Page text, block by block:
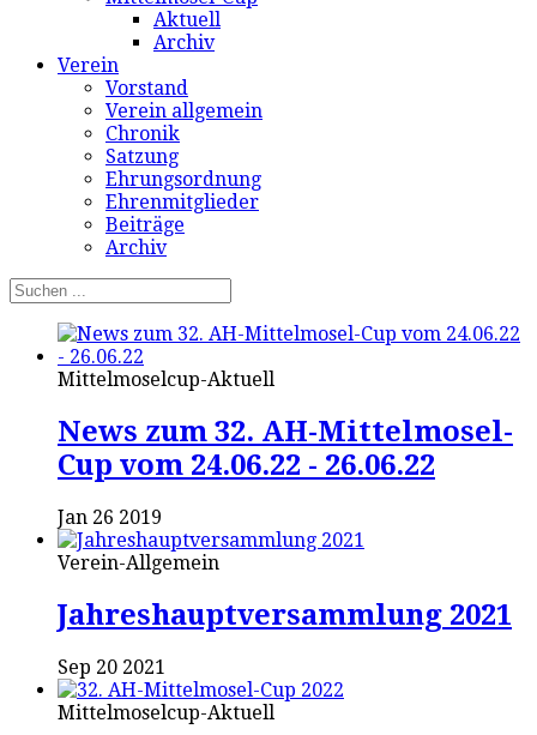
Aktuell
Archiv
Verein
Vorstand
Verein allgemein
Chronik
Satzung
Ehrungsordnung
Ehrenmitglieder
Beiträge
Archiv
Mittelmoselcup-Aktuell
News zum 32. AH-Mittelmosel-
Cup vom 24.06.22 - 26.06.22
Jan 26 2019
Verein-Allgemein
Jahreshauptversammlung 2021
Sep 20 2021
Mittelmoselcup-Aktuell